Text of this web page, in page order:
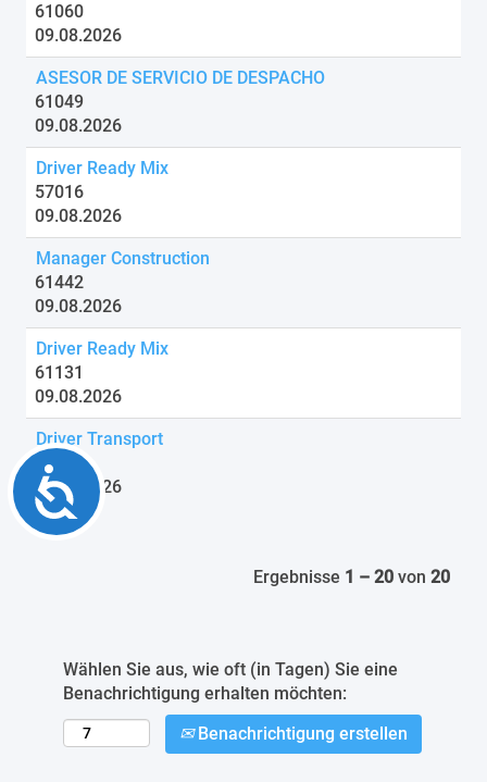
Accessibility
61060
09.08.2026
ASESOR DE SERVICIO DE DESPACHO
61049
09.08.2026
Driver Ready Mix
57016
09.08.2026
Manager Construction
61442
09.08.2026
Driver Ready Mix
61131
09.08.2026
Driver Transport
57917
09.08.2026
Ergebnisse 1 – 20 von 20
Wählen Sie aus, wie oft (in Tagen) Sie eine
Benachrichtigung erhalten möchten:
Benachrichtigung erstellen